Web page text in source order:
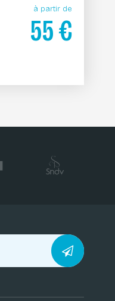
à partir de
55€